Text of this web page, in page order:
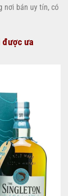
nơi bán uy tín, có
được ưa